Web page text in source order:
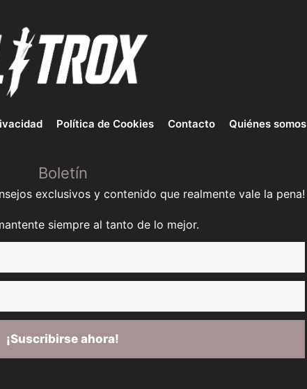
Política de Cookies Contacto Quiénes somos
Boletín
exclusivos y contenido que realmente vale la pena!
siempre al tanto de lo mejor.
¡Suscribirse ahora!